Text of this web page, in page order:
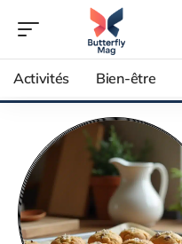
Activités Bien-être